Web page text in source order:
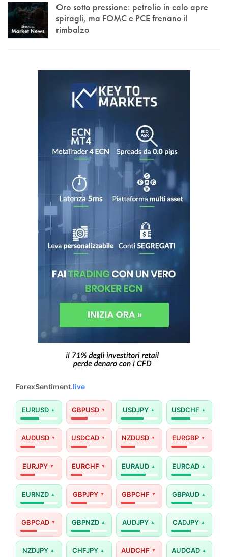
Oro sotto pressione: petrolio in calo apre
spiragli, ma FOMC e PCE frenano il
rimbalzo
ForexSentiment.live
EURUSD GBPUSD USDJPY USDCHF
AUDUSD USDCAD NZDUSD EURGBP
EURJPY EURCHF EURAUD EURCAD
EURNZD GBPJPY GBPCHF GBPAUD
GBPCAD GBPNZD AUDJPY CADJPY
NZDJPY CHFJPY AUDCHF AUDCAD